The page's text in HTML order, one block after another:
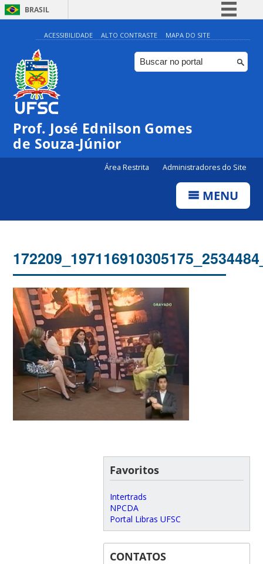
BRASIL
Simplifique!
Comunica BR
Participe
Canais
ACESSIBILIDADE ALTO CONTRASTE MAPA DO SITE
Prof. José Ednilson Gomes
de Souza-Júnior
Área Restrita Administradores do Site
MENU
Favoritos
Intertrads
NPCDA
Portal Libras UFSC
CONTATOS